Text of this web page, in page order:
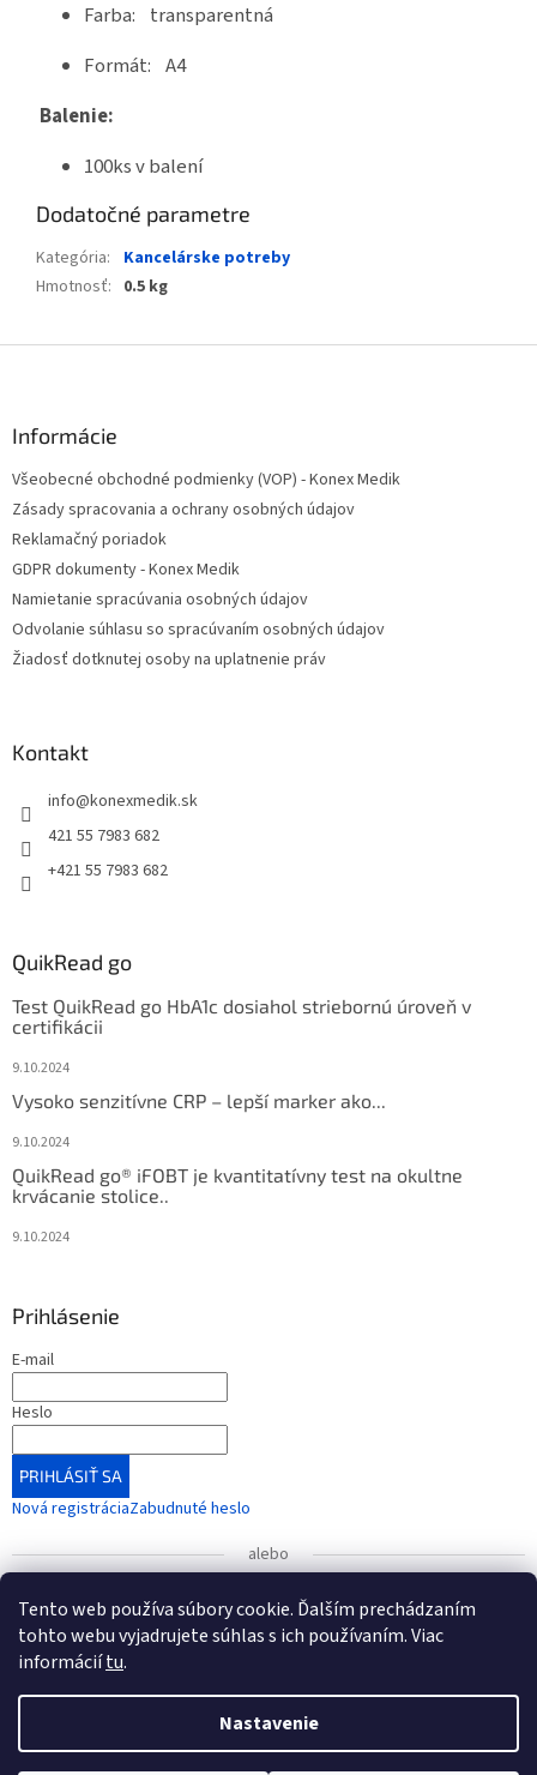
Tento web používa súbory cookie. Ďalším prechádzaním
tohto webu vyjadrujete súhlas s ich používaním. Viac
informáciítu.
Nastavenie
UPOZORNENIE
bankového účtu, ktorá nadobudla platnosť od 1. januára
Nové číslo účtu (od 1.1.2026): IBAN: SK54 7500 0000 0040
Farba: transparentná
Formát: A4
Balenie:
100ks v balení
Dodatočné parametre
Kategória:
Kancelárske potreby
Hmotnosť: 0.5 kg
Informácie
Všeobecné obchodné podmienky (VOP) - Konex Medik
Zásady spracovania a ochrany osobných údajov
Reklamačný poriadok
GDPR dokumenty - Konex Medik
Namietanie spracúvania osobných údajov
Odvolanie súhlasu so spracúvaním osobných údajov
Žiadosť dotknutej osoby na uplatnenie práv
Kontakt
info@konexmedik.sk
421 55 7983 682
+421 55 7983 682
QuikRead go
Test QuikRead go HbA1c dosiahol striebornú úroveň v
certifikácii
9.10.2024
Vysoko senzitívne CRP – lepší marker ako...
9.10.2024
QuikRead go® iFOBT je kvantitatívny test na okultne
krvácanie stolice..
9.10.2024
Prihlásenie
E-mail
Heslo
PRIHLÁSIŤ SA
Nová registráciaZabudnuté heslo
alebo
Prihlásiť sa cez Google